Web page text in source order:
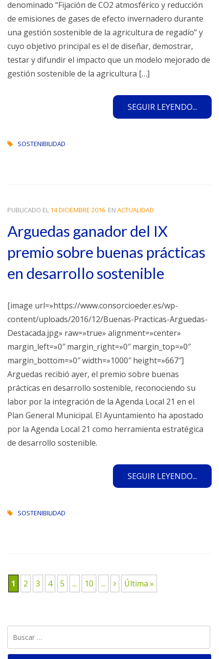
denominado “Fijación de CO2 atmosférico y reducción
de emisiones de gases de efecto invernadero durante
una gestión sostenible de la agricultura de regadío” y
cuyo objetivo principal es el de diseñar, demostrar,
testar y difundir el impacto que un modelo mejorado de
gestión sostenible de la agricultura […]
SEGUIR LEYENDO...
SOSTENIBILIDAD
PUBLICADO EL 14 DICIEMBRE 2016 EN ACTUALIDAD
Arguedas ganador del IX
premio sobre buenas prácticas
en desarrollo sostenible
[image url=»https://www.consorcioeder.es/wp-
content/uploads/2016/12/Buenas-Practicas-Arguedas-
Destacada.jpg» raw=»true» alignment=»center»
margin_left=»0″ margin_right=»0″ margin_top=»0″
margin_bottom=»0″ width=»1000″ height=»667″]
Arguedas recibió ayer, el premio sobre buenas
prácticas en desarrollo sostenible, reconociendo su
labor por la integración de la Agenda Local 21 en el
Plan General Municipal. El Ayuntamiento ha apostado
por la Agenda Local 21 como herramienta estratégica
de desarrollo sostenible.
SEGUIR LEYENDO...
SOSTENIBILIDAD
1 2 3 4 5 ... 10 ... Última »